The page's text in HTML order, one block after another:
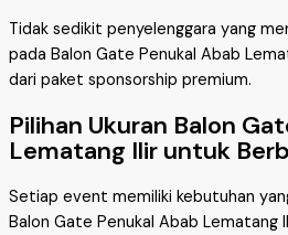
Tidak sedikit penyelenggara yang
pada Balon Gate Penukal Abab
dari paket sponsorship premium.
Pilihan Ukuran Balon
Lematang Ilir untuk
Setiap event memiliki kebutuhan
Balon Gate Penukal Abab Lematang